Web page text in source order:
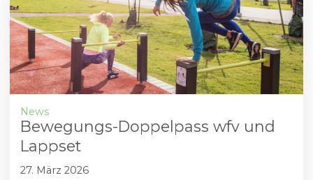
News
Bewegungs-Doppelpass wfv und
Lappset
27. März 2026